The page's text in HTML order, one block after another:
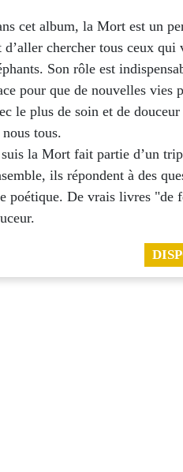
cet album, la Mort est un
d’aller chercher tous ceux
Son rôle est
pour que de nouvelles
le plus de soin et de
nous tous.
suis la Mort fait partie d’un
ils répondent à des
poétique. De vrais livres "de